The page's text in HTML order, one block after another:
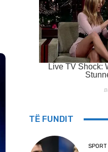
TË FUNDIT
SPORT